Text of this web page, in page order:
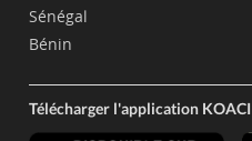
Sénégal
Bénin
Télécharger l'application KOACI